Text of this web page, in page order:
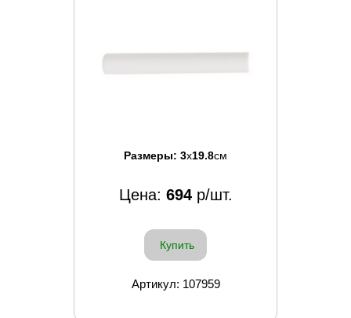
Размеры: 3x19.8см
Цена: 694р/шт.
Купить
Артикул: 107959